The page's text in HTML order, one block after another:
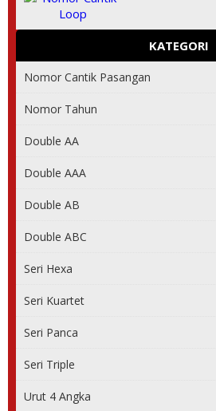
KATEGORI
Nomor Cantik Pasangan
Nomor Tahun
Double AA
Double AAA
Double AB
Double ABC
Seri Hexa
Seri Kuartet
Seri Panca
Seri Triple
Urut 4 Angka